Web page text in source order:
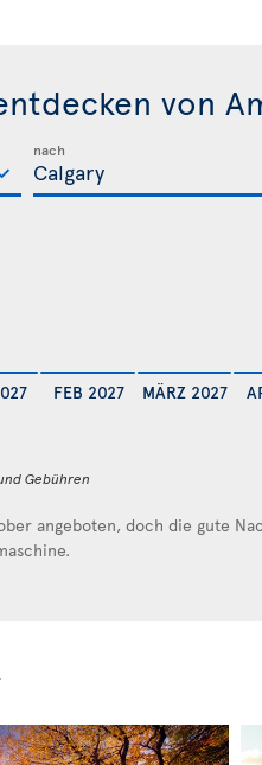
von
nach
FEB 2027 MÄRZ 2027
Gebühren
angeboten, doch die gute